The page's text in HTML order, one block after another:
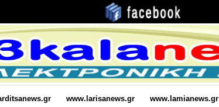
www.larisanews.gr www.lamianews.gr